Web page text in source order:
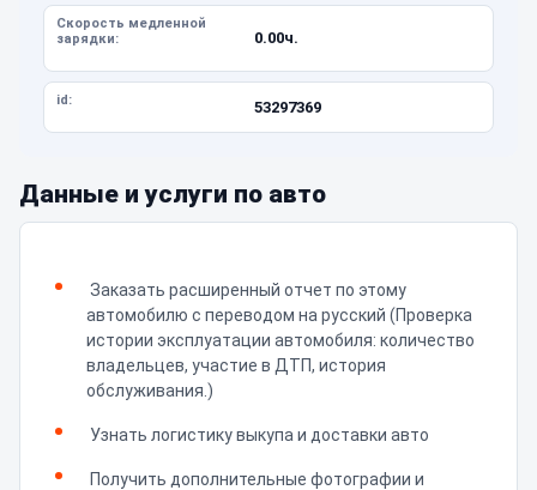
Скорость медленной
зарядки:
0.00ч.
id: 53297369
Данные и услуги по авто
Заказать расширенный отчет по этому
автомобилю с переводом на русский (Проверка
истории эксплуатации автомобиля: количество
владельцев, участие в ДТП, история
обслуживания.)
Узнать логистику выкупа и доставки авто
Получить дополнительные фотографии и